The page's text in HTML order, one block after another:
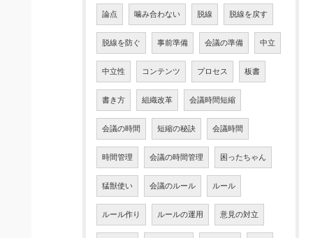
論点 噛み合わない 脱線 脱線を戻す
脱線を防ぐ 事前準備 会議の準備 中立
中立性 コンテンツ プロセス 板書
書き方 組織改革 会議時間短縮
会議の時間 短縮の秘訣 会議時間
時間管理 会議の時間管理 困ったちゃん
猛獣使い 会議のルール ルール
ルール作り ルールの運用 意見の対立